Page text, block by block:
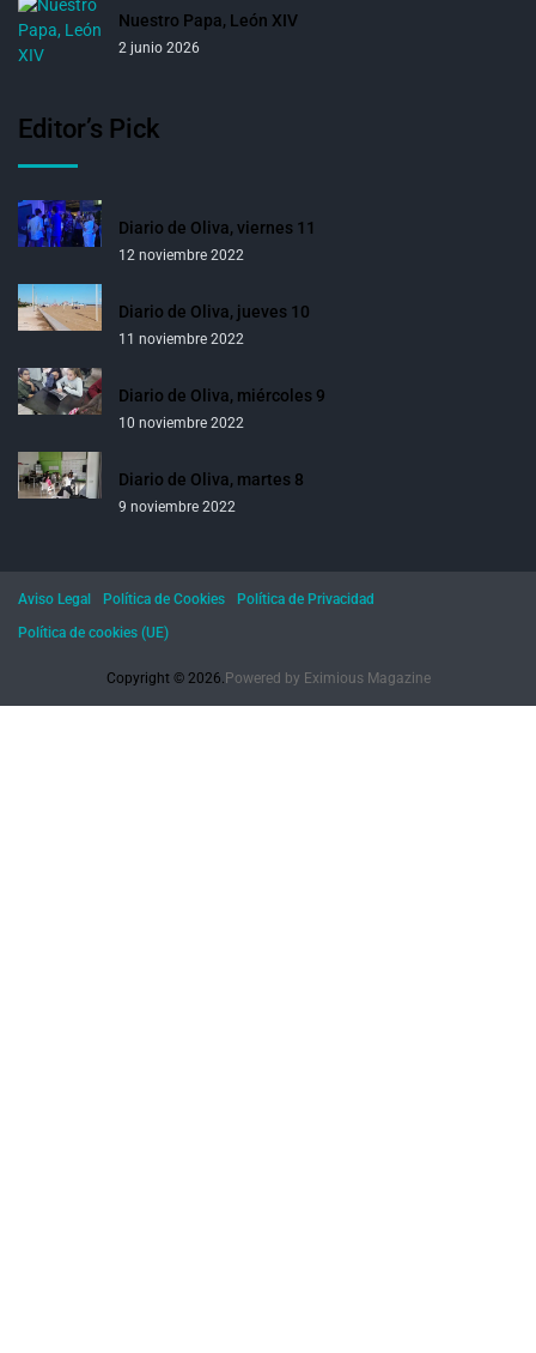
Nuestro Papa, León XIV
2 junio 2026
Editor’s Pick
Diario de Oliva, viernes 11
12 noviembre 2022
Diario de Oliva, jueves 10
11 noviembre 2022
Diario de Oliva, miércoles 9
10 noviembre 2022
Diario de Oliva, martes 8
9 noviembre 2022
Copyright © 2026. Powered by Eximious Magazine
Aviso Legal Política de Cookies
Política de Privacidad
Política de cookies (UE)